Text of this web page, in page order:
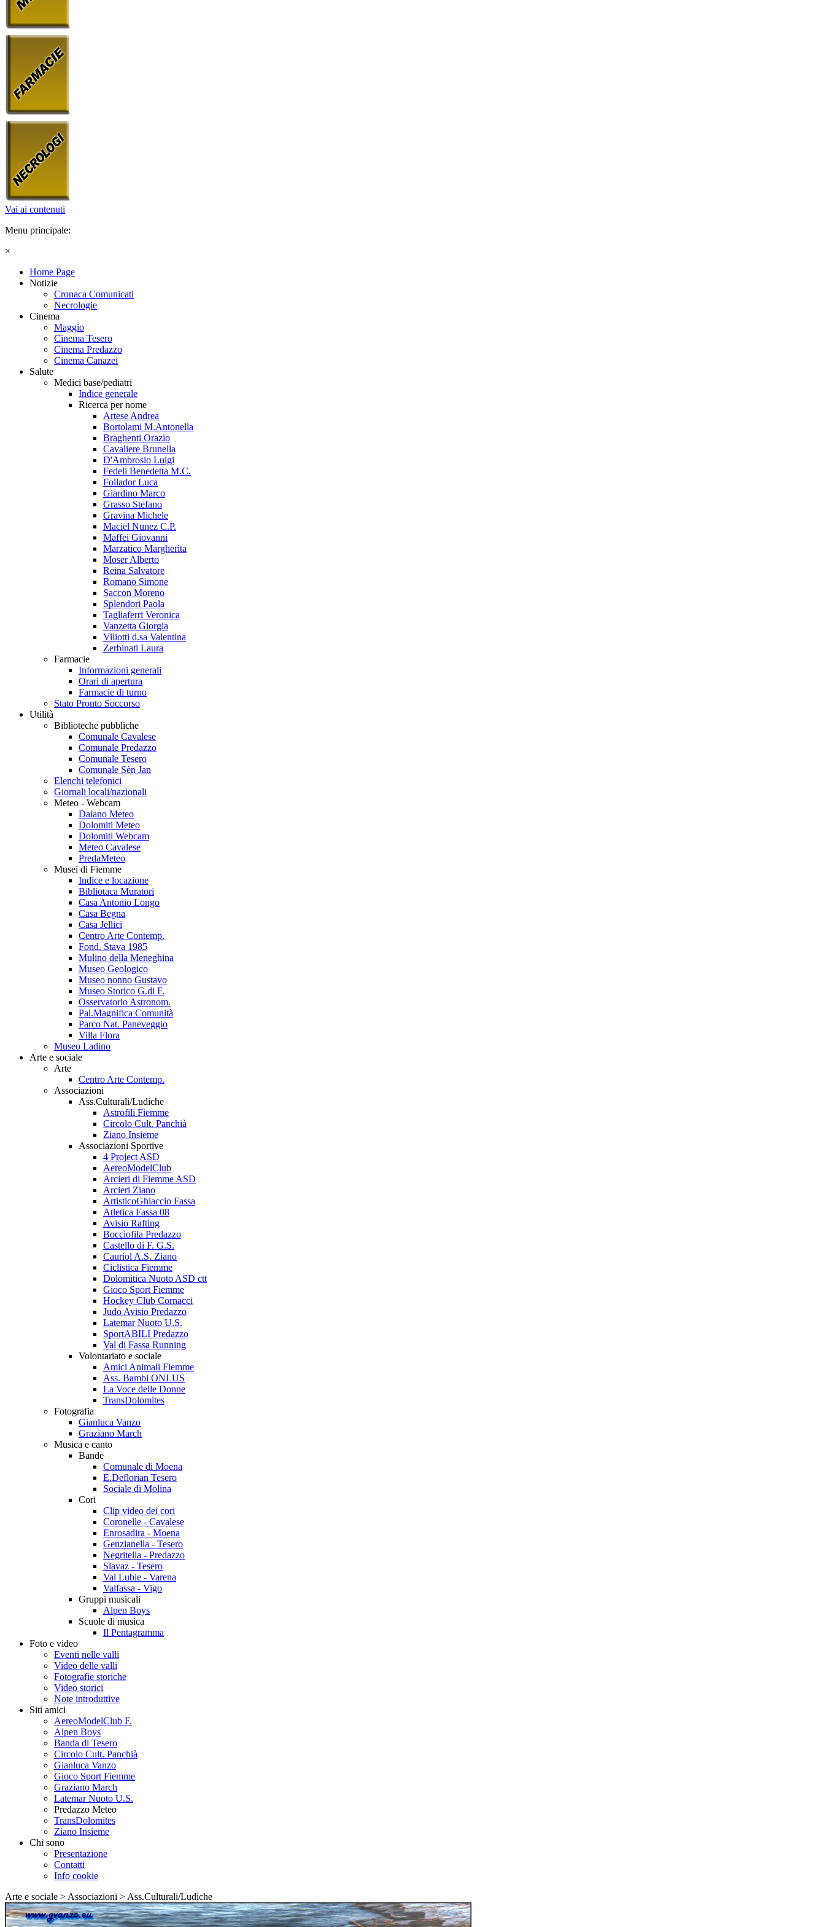
Vai ai contenuti
Menu principale:
×
Home Page
Notizie
Cronaca Comunicati
Necrologie
Cinema
Maggio
Cinema Tesero
Cinema Predazzo
Cinema Canazei
Salute
Medici base/pediatri
Indice generale
Ricerca per nome
Artese Andrea
Bortolami M.Antonella
Braghenti Orazio
Cavaliere Brunella
D'Ambrosio Luigi
Fedeli Benedetta M.C.
Follador Luca
Giardino Marco
Grasso Stefano
Gravina Michele
Maciel Nunez C.P.
Maffei Giovanni
Marzatico Margherita
Moser Alberto
Reina Salvatore
Romano Simone
Saccon Moreno
Splendori Paola
Tagliaferri Veronica
Vanzetta Giorgia
Viliotti d.sa Valentina
Zerbinati Laura
Farmacie
Informazioni generali
Orari di apertura
Farmacie di turno
Stato Pronto Soccorso
Utilità
Biblioteche pubbliche
Comunale Cavalese
Comunale Predazzo
Comunale Tesero
Comunale Sèn Jan
Elenchi telefonici
Giornali locali/nazionali
Meteo - Webcam
Daiano Meteo
Dolomiti Meteo
Dolomiti Webcam
Meteo Cavalese
PredaMeteo
Musei di Fiemme
Indice e locazione
Bibliotaca Muratori
Casa Antonio Longo
Casa Begna
Casa Jellici
Centro Arte Contemp.
Fond. Stava 1985
Mulino della Meneghina
Museo Geologico
Museo nonno Gustavo
Museo Storico G.di F.
Osservatorio Astronom.
Pal.Magnifica Comunità
Parco Nat. Paneveggio
Villa Flora
Museo Ladino
Arte e sociale
Arte
Centro Arte Contemp.
Associazioni
Ass.Culturali/Ludiche
Astrofili Fiemme
Circolo Cult. Panchià
Ziano Insieme
Associazioni Sportive
4 Project ASD
AereoModelClub
Arcieri di Fiemme ASD
Arcieri Ziano
ArtisticoGhiaccio Fassa
Atletica Fassa 08
Avisio Rafting
Bocciofila Predazzo
Castello di F. G.S.
Cauriol A.S. Ziano
Ciclistica Fiemme
Dolomitica Nuoto ASD ctt
Gioco Sport Fiemme
Hockey Club Cornacci
Judo Avisio Predazzo
Latemar Nuoto U.S.
SportABILI Predazzo
Val di Fassa Running
Volontariato e sociale
Amici Animali Fiemme
Ass. Bambi ONLUS
La Voce delle Donne
TransDolomites
Fotografia
Gianluca Vanzo
Graziano March
Musica e canto
Bande
Comunale di Moena
E.Deflorian Tesero
Sociale di Molina
Cori
Clip video dei cori
Coronelle - Cavalese
Enrosadira - Moena
Genzianella - Tesero
Negritella - Predazzo
Slavaz - Tesero
Val Lubie - Varena
Valfassa - Vigo
Gruppi musicali
Alpen Boys
Scuole di musica
Il Pentagramma
Foto e video
Eventi nelle valli
Video delle valli
Fotografie storiche
Video storici
Note introduttive
Siti amici
AereoModelClub F.
Alpen Boys
Banda di Tesero
Circolo Cult. Panchià
Gianluca Vanzo
Gioco Sport Fiemme
Graziano March
Latemar Nuoto U.S.
Predazzo Meteo
TransDolomites
Ziano Insieme
Chi sono
Presentazione
Contatti
Info cookie
Arte e sociale > Associazioni > Ass.Culturali/Ludiche